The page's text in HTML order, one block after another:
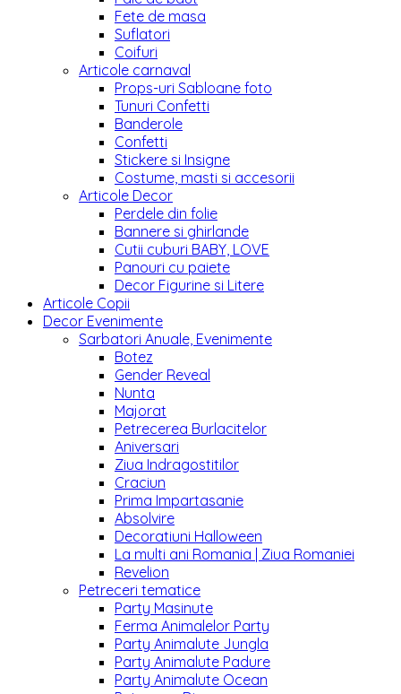
Fete de masa
Suflatori
Coifuri
Articole carnaval
Props-uri Sabloane foto
Tunuri Confetti
Banderole
Confetti
Stickere si Insigne
Costume, masti si accesorii
Articole Decor
Perdele din folie
Bannere si ghirlande
Cutii cuburi BABY, LOVE
Panouri cu paiete
Decor Figurine si Litere
Articole Copii
Decor Evenimente
Sarbatori Anuale, Evenimente
Botez
Gender Reveal
Nunta
Majorat
Petrecerea Burlacitelor
Aniversari
Ziua Indragostitilor
Craciun
Prima Impartasanie
Absolvire
Decoratiuni Halloween
La multi ani Romania | Ziua Romaniei
Revelion
Petreceri tematice
Party Masinute
Ferma Animalelor Party
Party Animalute Jungla
Party Animalute Padure
Party Animalute Ocean